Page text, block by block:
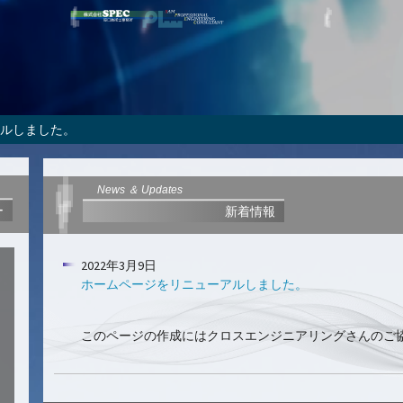
しました。
News ＆ Updates
新着情報
2022年3月9日
ホームページをリニューアルしました。
このページの作成にはクロスエンジニアリングさんのご